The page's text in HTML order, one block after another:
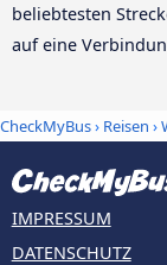
beliebtesten
auf eine
CheckMyBus› Reisen ›
IMPRESSUM
DATENSCHUTZ